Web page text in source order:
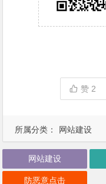
所属分类： 网站建设
赞 2
网站建设
防恶意点击